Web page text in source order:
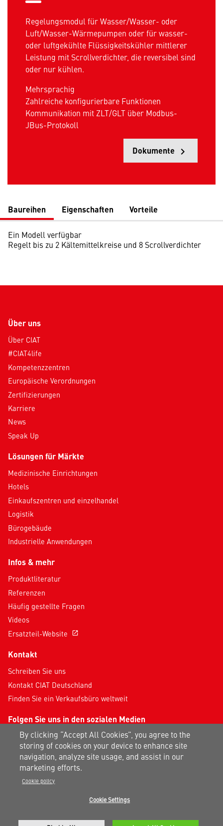
Regelungsmodul für Wasser/Wasser- oder
Luft/Wasser-Wärmepumpen oder für wasser-
oder luftgekühlte Flüssigkeitskühler mittlerer
Leistung mit Scrollverdichter, die reversibel sind
oder nur kühlen.
Mehrsprachig
Zahlreiche konfigurierbare Funktionen
Kommunikation mit ZLT/GLT über Modbus-
JBus-Protokoll
Dokumente keyboard_arrow_right
Baureihen Eigenschaften Vorteile
Ein Modell verfügbar
Regelt bis zu 2 Kältemittelkreise und 8 Scrollverdichter
Über uns
Über CIAT
#CIAT4life
Kompetenzzentren
Europäische Verordnungen
Zertifizierungen
Karriere
News
Speak Up
Lösungen für Märkte
Medizinische Einrichtungen
Hotels
Einkaufszentren und einzelhandel
Logistik
Bürogebäude
Industrielle Anwendungen
Infos & mehr
Produktliteratur
Referenzen
Häufig gestellte Fragen
Videos
Ersatzteil-Website
open_in_new
Kontakt
Schreiben Sie uns
Kontakt CIAT Deutschland
Finden Sie ein Verkaufsbüro weltweit
Folgen Sie uns in den sozialen Medien
©2026 Carrier. Alle Rechte Vorbehalten.
By clicking “Accept All Cookies”, you agree to the
storing of cookies on your device to enhance site
navigation, analyze site usage, and assist in our
marketing efforts.
Cookie policy
Cookie Settings